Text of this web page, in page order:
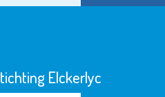
Stadsgehoorzaal
Vlaardingen